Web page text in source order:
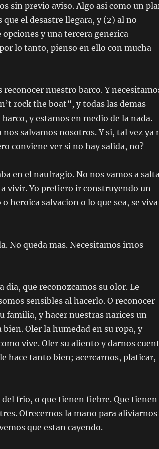
sin previo aviso. Algo asi como un
que el desastre llegara, y (2) al no
y una tercera generica
lo tanto, pienso en ello con mucha
nuestro barco. Y
rock the boat”, y todas las demas
y estamos en medio de la nada.
salvamos nosotros. Y si, tal vez ya
conviene ver si no hay salida, no?
en el naufragio. No nos vamos a
vivir. Yo prefiero ir construyendo un
heroica salvacion o lo que sea, se viva
No queda mas. Necesitamos irnos
dia, que reconozcamos su olor. Le
sensibles al hacerlo. O reconocer
familia, y hacer nuestras narices un
Oler la humedad en su ropa, y
vive. Oler su aliento y darnos
hace tanto bien; acercarnos, platicar,
frio, o que tienen fiebre. Que tienen
Ofrecernos la mano para aliviarnos
que estan cayendo.